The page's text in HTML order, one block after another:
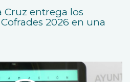
Cruz entrega los
2026 en una